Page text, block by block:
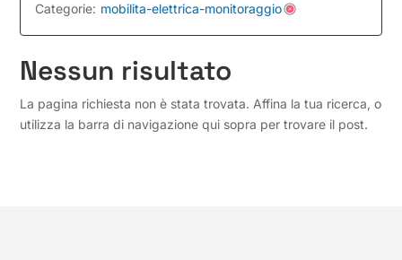
Categorie: mobilita-elettrica-monitoraggio
Nessun risultato
La pagina richiesta non è stata trovata. Affina la tua ricerca, o
utilizza la barra di navigazione qui sopra per trovare il post.